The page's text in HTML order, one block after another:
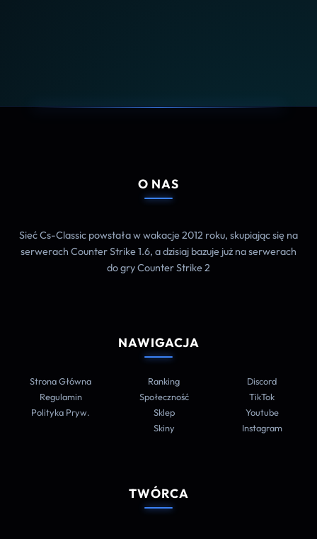
O NAS
Sieć Cs-Classic powstała w wakacje 2012 roku, skupiając się na
serwerach Counter Strike 1.6, a dzisiaj bazuje już na serwerach
do gry Counter Strike 2
NAWIGACJA
Strona Główna
Regulamin
Polityka Pryw.
Ranking
Społeczność
Sklep
Skiny
Discord
TikTok
Youtube
Instagram
TWÓRCA